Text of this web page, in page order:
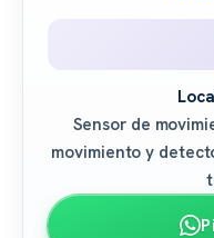
Sensor de
movimiento y